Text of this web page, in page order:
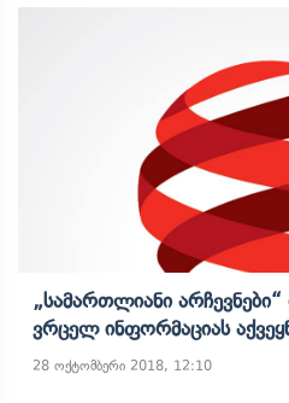
„სამართლიანი Არჩევნები“
Ვრცელ Ინფორმაციას
28 ოქტომბერი 2018, 12:10